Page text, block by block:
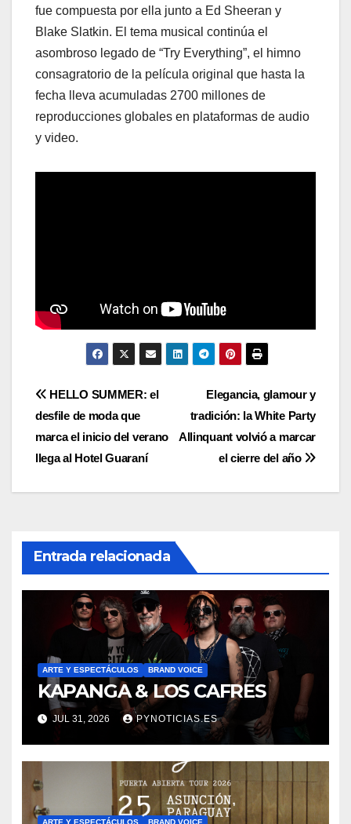
fue compuesta por ella junto a Ed Sheeran y
Blake Slatkin. El tema musical continúa el
asombroso legado de “Try Everything”, el himno
consagratorio de la película original que hasta la
fecha lleva acumuladas 2700 millones de
reproducciones globales en plataformas de audio
y video.
Navegación
de
entradas
Elegancia, glamour y
tradición: la White Party
Allinquant volvió a marcar
el cierre del año
HELLO SUMMER: el
desfile de moda que
marca el inicio del verano
llega al Hotel Guaraní
Entrada relacionada
ARTE Y ESPECTÁCULOS BRAND VOICE
KAPANGA & LOS CAFRES
JUL 31, 2026 PYNOTICIAS.ES
ARTE Y ESPECTÁCULOS BRAND VOICE